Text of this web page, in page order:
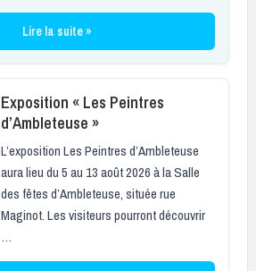
Lire la suite »
Exposition « Les Peintres
d’Ambleteuse »
L’exposition Les Peintres d’Ambleteuse
aura lieu du 5 au 13 août 2026 à la Salle
des fêtes d’Ambleteuse, située rue
Maginot. Les visiteurs pourront découvrir
…